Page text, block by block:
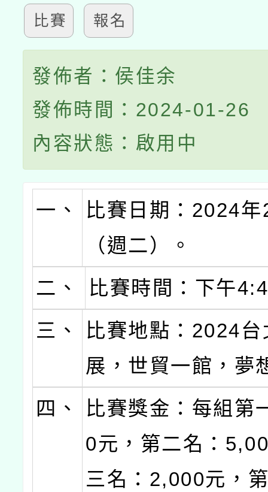
比賽 報名
發佈者：侯佳余
發佈時間：2024-01-26
內容狀態：啟用中
一、
比賽日期：2024
（週二）。
二、
比賽時間：下午
三、
比賽地點：2024
展，世貿一館，夢
四、
比賽獎金：每組第
0元，第二名：
三名：2,000元，